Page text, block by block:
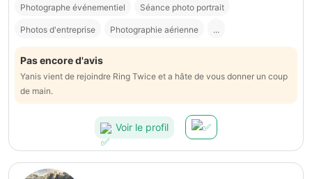
Photographe événementiel Séance photo portrait
Photos d'entreprise Photographie aérienne ...
Pas encore d'avis
Yanis vient de rejoindre Ring Twice et a hâte de vous donner un coup
de main.
Voir le profil